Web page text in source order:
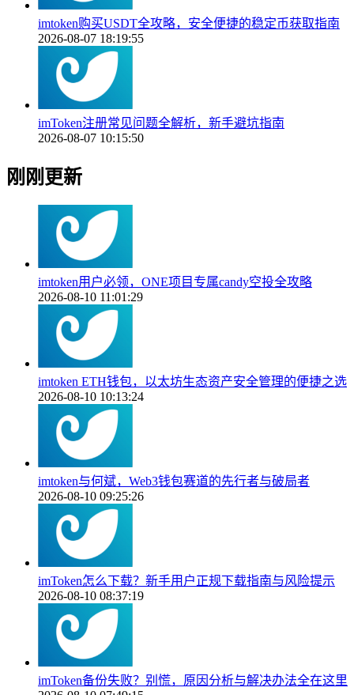
imtoken购买USDT全攻略，安全便捷的稳定币获取指南
2026-08-07 18:19:55
imToken注册常见问题全解析，新手避坑指南
2026-08-07 10:15:50
刚刚更新
imtoken用户必领，ONE项目专属candy空投全攻略
2026-08-10 11:01:29
imtoken ETH钱包，以太坊生态资产安全管理的便捷之选
2026-08-10 10:13:24
imtoken与何斌，Web3钱包赛道的先行者与破局者
2026-08-10 09:25:26
imToken怎么下载？新手用户正规下载指南与风险提示
2026-08-10 08:37:19
imToken备份失败？别慌，原因分析与解决办法全在这里